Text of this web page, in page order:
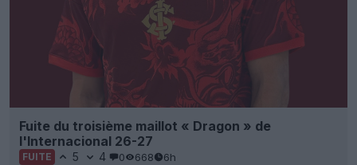
Fuite du troisième maillot « Dragon » de
l'Internacional 26-27
FUITE 5 4 0 668 6h